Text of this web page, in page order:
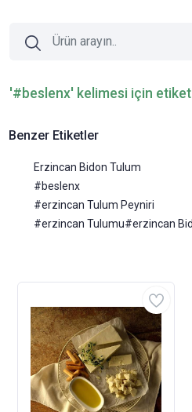
'#beslenx' kelimesi için etiket
Benzer Etiketler
Erzincan Bidon Tulum
#beslenx
#erzincan Tulum Peyniri
#erzincan Tulumu#erzincan